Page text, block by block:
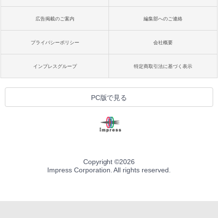
広告掲載のご案内 編集部へのご連絡
プライバシーポリシー 会社概要
インプレスグループ 特定商取引法に基づく表示
PC版で見る
Copyright ©2026
Impress Corporation. All rights reserved.